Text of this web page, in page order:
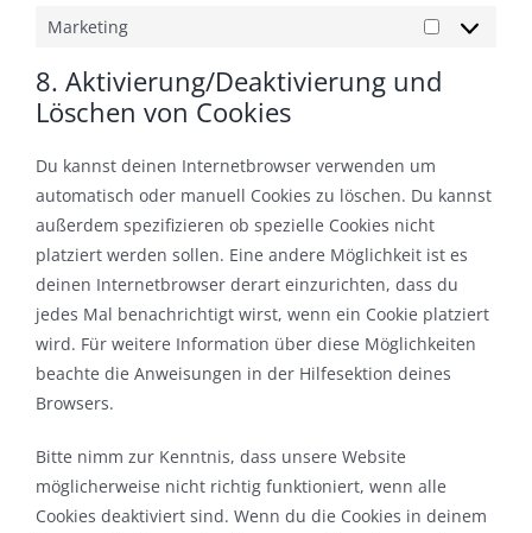
Marketing
Marketing
8. Aktivierung/Deaktivierung und
Löschen von Cookies
Du kannst deinen Internetbrowser verwenden um
automatisch oder manuell Cookies zu löschen. Du kannst
außerdem spezifizieren ob spezielle Cookies nicht
platziert werden sollen. Eine andere Möglichkeit ist es
deinen Internetbrowser derart einzurichten, dass du
jedes Mal benachrichtigt wirst, wenn ein Cookie platziert
wird. Für weitere Information über diese Möglichkeiten
beachte die Anweisungen in der Hilfesektion deines
Browsers.
Bitte nimm zur Kenntnis, dass unsere Website
möglicherweise nicht richtig funktioniert, wenn alle
Cookies deaktiviert sind. Wenn du die Cookies in deinem